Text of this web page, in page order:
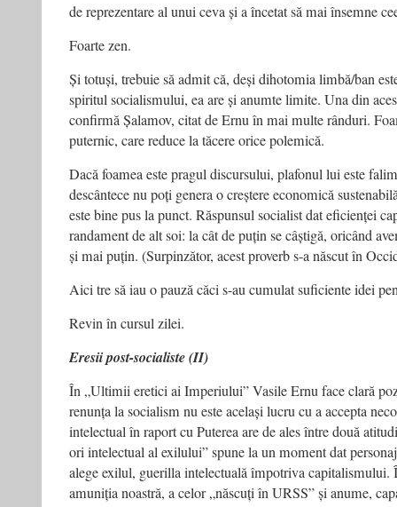
de reprezentare al unui ceva și a încetat să mai însemne
Foarte zen.
Și totuși, trebuie să admit că, deși dihotomia limbă/ban
spiritul socialismului, ea are și anumte limite. Una din
confirmă Șalamov, citat de Ernu în mai multe rânduri.
puternic, care reduce la tăcere orice polemică.
Dacă foamea este pragul discursului, plafonul lui este
descântece nu poți genera o creștere economică
este bine pus la punct. Răspunsul socialist dat eficienței
randament de alt soi: la cât de puțin se câștigă, oricând
și mai puțin. (Surpinzător, acest proverb s-a născut în
Aici tre să iau o pauză căci s-au cumulat suficiente idei
Revin în cursul zilei.
Eresii post-socialiste (II)
În „Ultimii eretici ai Imperiului” Vasile Ernu face clară
renunța la socialism nu este același lucru cu a accepta
intelectual în raport cu Puterea are de ales între două
ori intelectual al exilului” spune la un moment dat
alege exilul, guerilla intelectuală împotriva capitalismului.
amuniția noastră, a celor „născuți în URSS” și anume,